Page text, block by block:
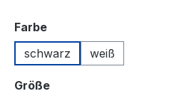
Farbeauswählen
schwarz
weiß
Größeauswählen